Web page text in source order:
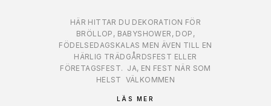
HÄR HITTAR DU DEKORATION FÖR
BRÖLLOP, BABYSHOWER, DOP,
FÖDELSEDAGSKALAS MEN ÄVEN TILL EN
HÄRLIG TRÄDGÅRDSFEST ELLER
FÖRETAGSFEST. JA, EN FEST NÄR SOM
HELST VÄLKOMMEN
LÄS MER